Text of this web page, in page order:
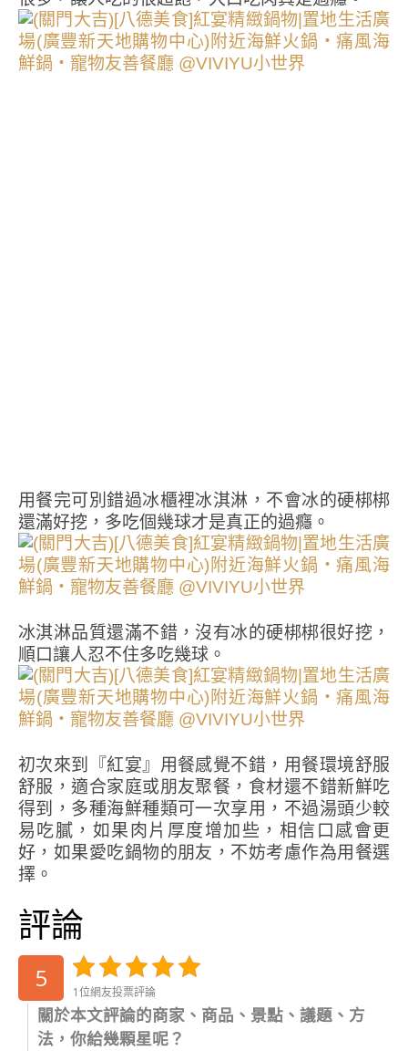
用餐完可別錯過冰櫃裡冰淇淋，不會冰的硬梆梆
還滿好挖，多吃個幾球才是真正的過癮。
冰淇淋品質還滿不錯，沒有冰的硬梆梆很好挖，
順口讓人忍不住多吃幾球。
初次來到『紅宴』用餐感覺不錯，用餐環境舒服
舒服，適合家庭或朋友聚餐，食材還不錯新鮮吃
得到，多種海鮮種類可一次享用，不過湯頭少較
易吃膩，如果肉片厚度增加些，相信口感會更
好，如果愛吃鍋物的朋友，不妨考慮作為用餐選
擇。
評論
5 1位網友投票評論
關於本文評論的商家、商品、景點、議題、方
法，你給幾顆星呢？